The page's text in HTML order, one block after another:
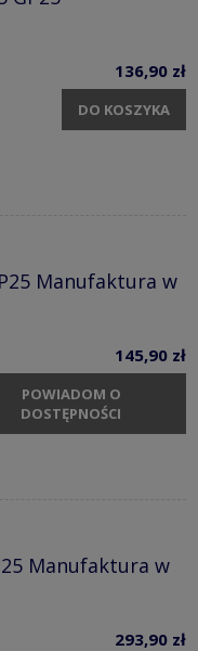
136,90 zł
DO KOSZYKA
Manufaktura w
145,90 zł
POWIADOM O
DOSTĘPNOŚCI
Manufaktura w
293,90 zł